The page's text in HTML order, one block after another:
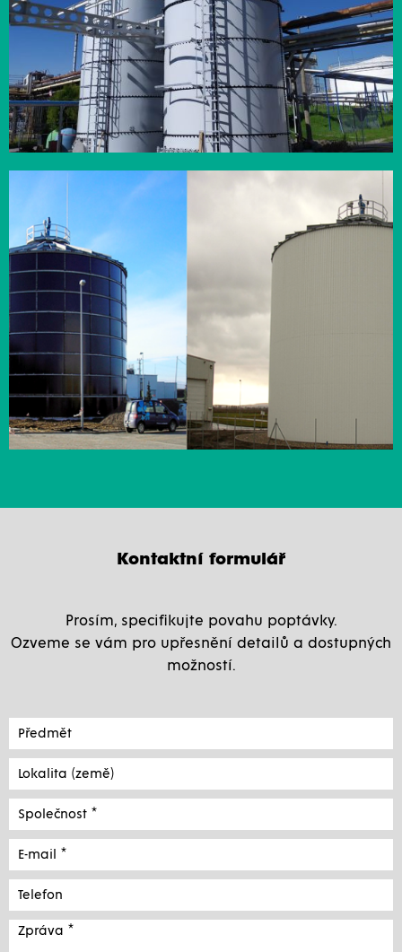
Kontaktní formulář
Prosím, specifikujte povahu poptávky.
Ozveme se vám pro upřesnění detailů a dostupných
možností.